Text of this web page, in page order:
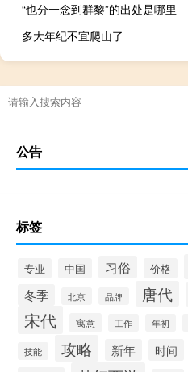
“也分一念到群黎”的出处是哪里
多大年纪不宜爬山了
公告
标签
专业 中国 习俗 价格
冬季 北京 品牌 唐代
宋代 寓意 工作 年初
技能 攻略 新年 时间